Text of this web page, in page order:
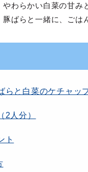
やわらかい白菜の甘み
豚ばらと一緒に、ごは
らと白菜のケチャッ
2人分）
ト